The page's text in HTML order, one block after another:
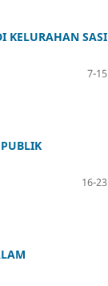
KELURAHAN SASI
7-15
16-23